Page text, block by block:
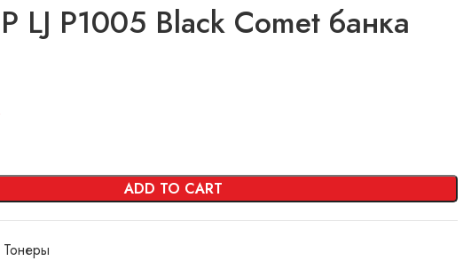
LJ P1005 Black Comet банка
ADD TO CART
Тонеры